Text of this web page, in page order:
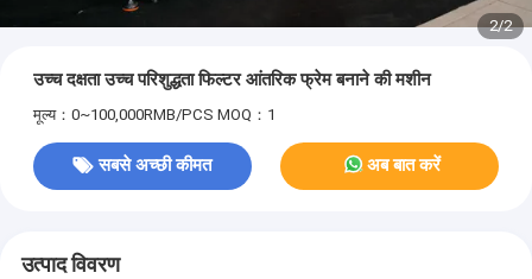
2/2
उच्च दक्षता उच्च परिशुद्धता फिल्टर आंतरिक फ्रेम बनाने की मशीन
मूल्य：0~100,000RMB/PCS MOQ：1
सबसे अच्छी कीमत अब बात करें
उत्पाद विवरण